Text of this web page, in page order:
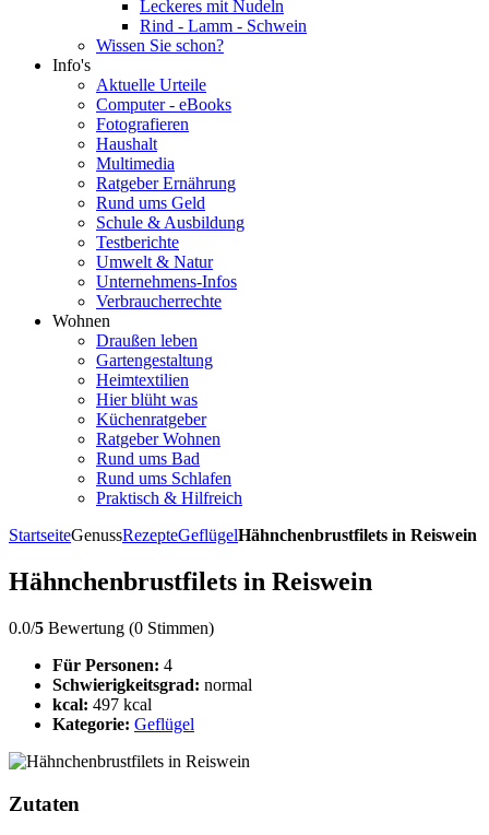
Leckeres mit Nudeln
Rind - Lamm - Schwein
Wissen Sie schon?
Info's
Aktuelle Urteile
Computer - eBooks
Fotografieren
Haushalt
Multimedia
Ratgeber Ernährung
Rund ums Geld
Schule & Ausbildung
Testberichte
Umwelt & Natur
Unternehmens-Infos
Verbraucherrechte
Wohnen
Draußen leben
Gartengestaltung
Heimtextilien
Hier blüht was
Küchenratgeber
Ratgeber Wohnen
Rund ums Bad
Rund ums Schlafen
Praktisch & Hilfreich
StartseiteGenussRezepteGeflügelHähnchenbrustfilets in Reiswein
Hähnchenbrustfilets in Reiswein
0.0/5 Bewertung (0 Stimmen)
Für Personen: 4
Schwierigkeitsgrad: normal
kcal: 497 kcal
Kategorie: Geflügel
Zutaten